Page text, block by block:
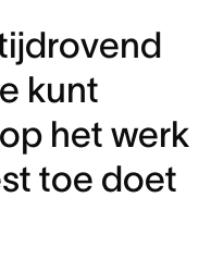
kunt
het werk
toe doet